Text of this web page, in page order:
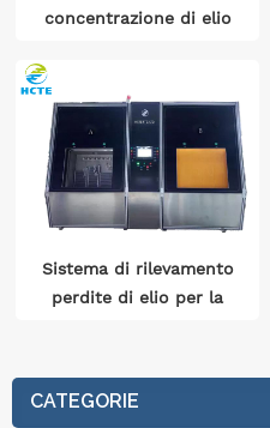
concentrazione di elio
Sistema di rilevamento
perdite di elio per la
del condizionatore
d'aria automatico
CATEGORIE